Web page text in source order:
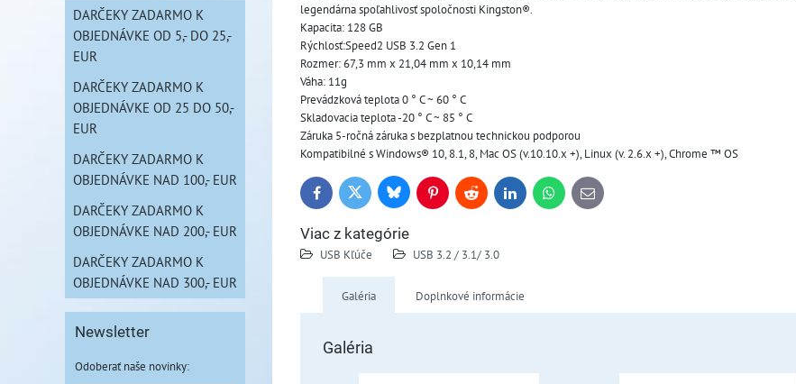
legendárna spoľahlivosť spoločnosti Kingston®.
Kapacita: 128 GB
Rýchlosť:Speed2 USB 3.2 Gen 1
Rozmer: 67,3 mm x 21,04 mm x 10,14 mm
Váha: 11g
Prevádzková teplota 0 ° C ~ 60 ° C
Skladovacia teplota -20 ° C ~ 85 ° C
Záruka 5-ročná záruka s bezplatnou technickou podporou
Kompatibilné s Windows® 10, 8.1, 8, Mac OS (v.10.10.x +), Linux (v. 2.6.x +), Chrome ™ OS
FacebookTwitter BlueskyPinterestReddit LinkedInWhatsApp
E-
mail
Viac z kategórie
USB Kľúče USB 3.2 / 3.1/ 3.0
Galéria Doplnkové informácie
Galéria
DARČEKY ZADARMO K
OBJEDNÁVKE OD 5,- DO 25,-
EUR
DARČEKY ZADARMO K
OBJEDNÁVKE OD 25 DO 50,-
EUR
DARČEKY ZADARMO K
OBJEDNÁVKE NAD 100,- EUR
DARČEKY ZADARMO K
OBJEDNÁVKE NAD 200,- EUR
DARČEKY ZADARMO K
OBJEDNÁVKE NAD 300,- EUR
Newsletter
Odoberať naše novinky: